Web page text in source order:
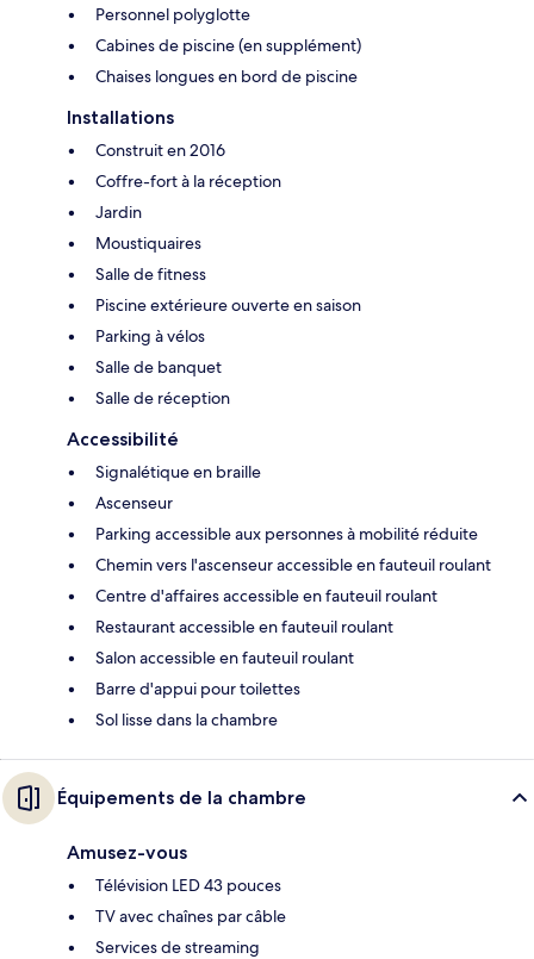
Personnel polyglotte
Cabines de piscine (en supplément)
Chaises longues en bord de piscine
Installations
Construit en 2016
Coffre-fort à la réception
Jardin
Moustiquaires
Salle de fitness
Piscine extérieure ouverte en saison
Parking à vélos
Salle de banquet
Salle de réception
Accessibilité
Signalétique en braille
Ascenseur
Parking accessible aux personnes à mobilité réduite
Chemin vers l'ascenseur accessible en fauteuil roulant
Centre d'affaires accessible en fauteuil roulant
Restaurant accessible en fauteuil roulant
Salon accessible en fauteuil roulant
Barre d'appui pour toilettes
Sol lisse dans la chambre
Équipements de la chambre
Amusez-vous
Télévision LED 43 pouces
TV avec chaînes par câble
Services de streaming